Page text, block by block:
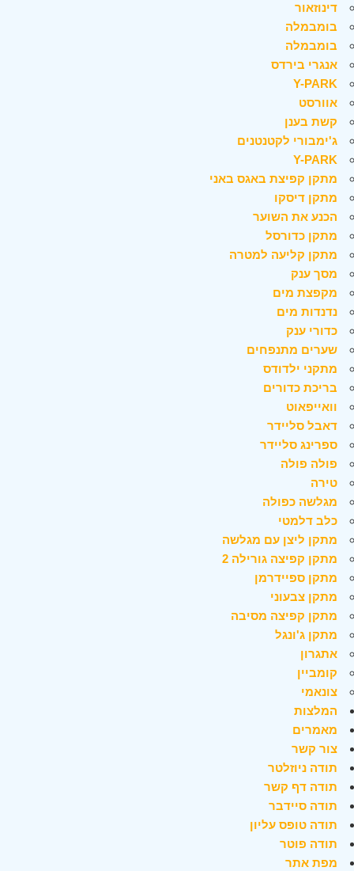
דינוזאור
בומבמלה
בומבמלה
אנגרי בירדס
Y-PARK
אוורסט
קשת בענן
ג'ימבורי לקטנטנים
Y-PARK
מתקן קפיצת באגס באני
מתקן דיסקו
הכנע את השוער
מתקן כדורסל
מתקן קליעה למטרה
מסך ענק
מקפצת מים
נדנדות מים
כדורי ענק
שערים מתנפחים
מתקני ילדודס
בריכת כדורים
וואייפאוט
דאבל סליידר
ספרינג סליידר
פולה פולה
טירה
מגלשה כפולה
כלב דלמטי
מתקן ליצן עם מגלשה
מתקן קפיצה גורילה 2
מתקן ספיידרמן
מתקן צבעוני
מתקן קפיצה מסיבה
מתקן ג'ונגל
אתגרון
קומביין
צונאמי
המלצות
מאמרים
צור קשר
תודה ניוזלטר
תודה דף קשר
תודה סיידבר
תודה טופס עליון
תודה פוטר
מפת אתר